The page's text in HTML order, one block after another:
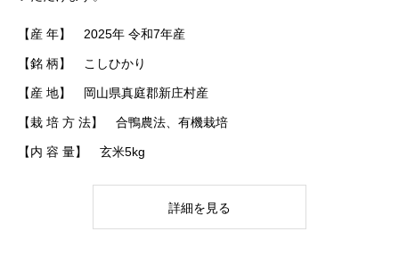
【産 年】 2025年 令和7年産
【銘 柄】 こしひかり
【産 地】 岡山県真庭郡新庄村産
【栽 培 方 法】 合鴨農法、有機栽培
【内 容 量】 玄米5kg
詳細を見る